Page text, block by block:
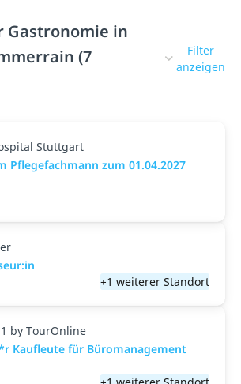
Gastronomie in
(7
Filter
anzeigen
Stuttgart
Pflegefachmann zum 01.04.2027
+1 weiterer Standort
by TourOnline
Kaufleute für Büromanagement